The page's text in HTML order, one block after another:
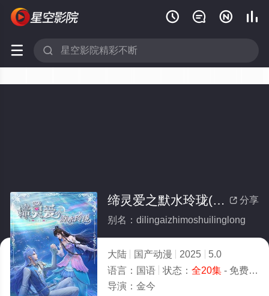
   
 
 分享
缔灵爱之默水玲珑(全集)
别名：dilingaizhimoshuilinglong
大陆 国产动漫 2025
5.0
语言： 国语 状态： 全20集- 免费在线观看
导演： 金今